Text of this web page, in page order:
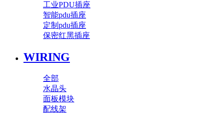
工业PDU插座
智能pdu插座
定制pdu插座
保密红黑插座
WIRING
全部
水晶头
面板模块
配线架